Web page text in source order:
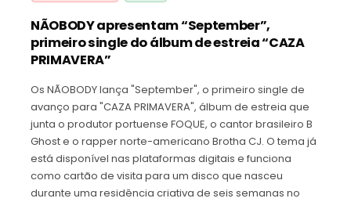
NÃOBODY apresentam “September”,
primeiro single do álbum de estreia “CAZA
PRIMAVERA”
Os NÃOBODY lança "September", o primeiro single de
avanço para "CAZA PRIMAVERA", álbum de estreia que
junta o produtor portuense FOQUE, o cantor brasileiro B
Ghost e o rapper norte-americano Brotha CJ. O tema já
está disponível nas plataformas digitais e funciona
como cartão de visita para um disco que nasceu
durante uma residência criativa de seis semanas no